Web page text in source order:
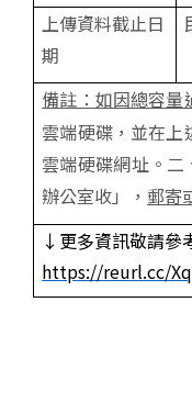
上傳資料截止日
期
備註：如因總容量
雲端硬碟，並在
雲端硬碟網址。
辦公室收」， 郵寄
↓更多資訊敬請參
https://reurl.cc/